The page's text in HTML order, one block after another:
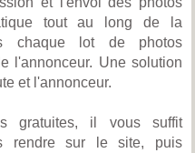
tout au long de la
chaque lot de photos
l'annonceur. Une solution
et l'annonceur.
gratuites, il vous suffit
rendre sur le site, puis